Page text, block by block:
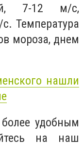
7-12 м/с,
Температура
мороза, днем
нашли
удобным
на наш